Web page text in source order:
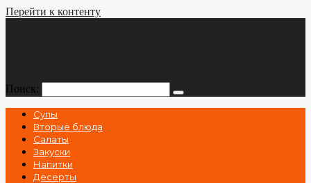
Перейти к контенту
Поиск:
Супы
Вторые блюда
Салаты
Закуски
Напитки
Десерты